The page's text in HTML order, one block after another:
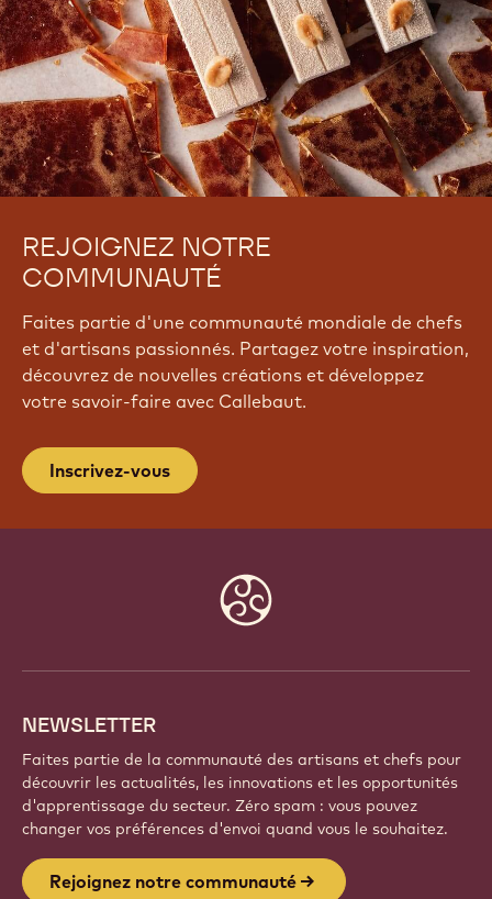
REJOIGNEZ NOTRE
COMMUNAUTÉ
Faites partie d'une communauté mondiale de chefs
et d'artisans passionnés. Partagez votre inspiration,
découvrez de nouvelles créations et développez
votre savoir-faire avec Callebaut.
Inscrivez-vous
NEWSLETTER
Faites partie de la communauté des artisans et chefs pour
découvrir les actualités, les innovations et les opportunités
d'apprentissage du secteur. Zéro spam : vous pouvez
changer vos préférences d'envoi quand vous le souhaitez.
Rejoignez notre communauté